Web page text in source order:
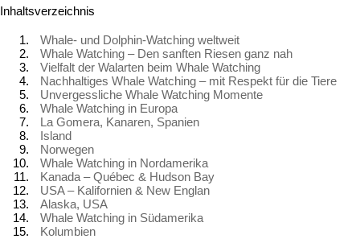
Inhaltsverzeichnis
Whale- und Dolphin-Watching weltweit
Whale Watching – Den sanften Riesen ganz nah
Vielfalt der Walarten beim Whale Watching
Nachhaltiges Whale Watching – mit Respekt für die Tiere
Unvergessliche Whale Watching Momente
Whale Watching in Europa
La Gomera, Kanaren, Spanien
Island
Norwegen
Whale Watching in Nordamerika
Kanada – Québec & Hudson Bay
USA – Kalifornien & New Englan
Alaska, USA
Whale Watching in Südamerika
Kolumbien